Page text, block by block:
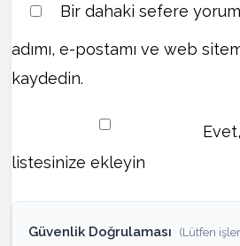
Bir dahaki sefere
adımı, e-postamı ve web
kaydedin.
listesinize ekleyin
Güvenlik Doğrulaması (Lütfen